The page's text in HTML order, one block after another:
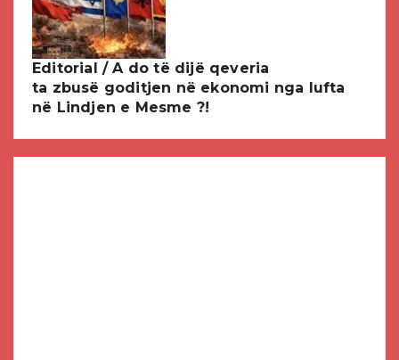
Editorial / A do të dijë qeveria
ta zbusë goditjen në ekonomi nga lufta
në Lindjen e Mesme ?!